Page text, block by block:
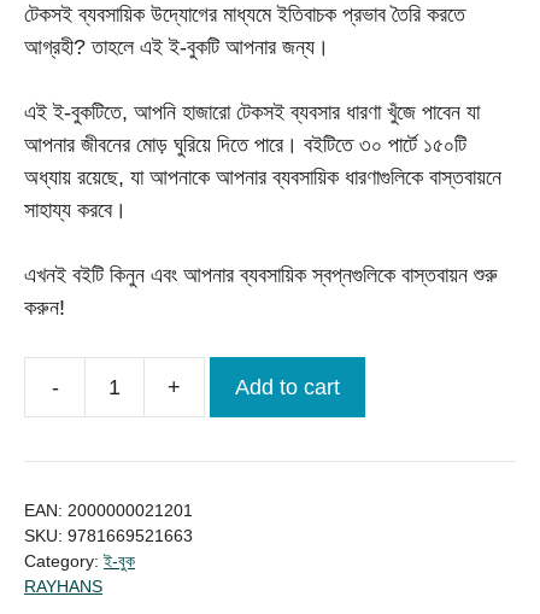
৳ 1,200.00.৳ 120.00.
টেকসই ব্যবসায়িক উদ্যোগের মাধ্যমে ইতিবাচক প্রভাব তৈরি করতে
আগ্রহী? তাহলে এই ই-বুকটি আপনার জন্য।
এই ই-বুকটিতে, আপনি হাজারো টেকসই ব্যবসার ধারণা খুঁজে পাবেন যা
আপনার জীবনের মোড় ঘুরিয়ে দিতে পারে। বইটিতে ৩০ পার্টে ১৫০টি
অধ্যায় রয়েছে, যা আপনাকে আপনার ব্যবসায়িক ধারণাগুলিকে বাস্তবায়নে
সাহায্য করবে।
এখনই বইটি কিনুন এবং আপনার ব্যবসায়িক স্বপ্নগুলিকে বাস্তবায়ন শুরু
করুন!
-
টেকসই
ধারণা:
+ Add to cart
EAN: 2000000021201
SKU: 9781669521663
Category:ই-বুক
RAYHANS